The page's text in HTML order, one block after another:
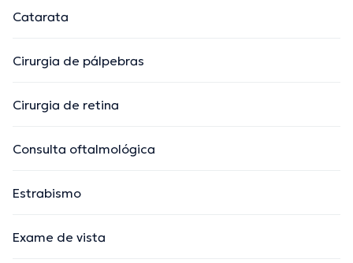
Catarata
Cirurgia de pálpebras
Cirurgia de retina
Consulta oftalmológica
Estrabismo
Exame de vista